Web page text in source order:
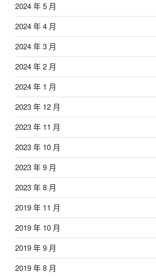
2024 年 5 月
2024 年 4 月
2024 年 3 月
2024 年 2 月
2024 年 1 月
2023 年 12 月
2023 年 11 月
2023 年 10 月
2023 年 9 月
2023 年 8 月
2019 年 11 月
2019 年 10 月
2019 年 9 月
2019 年 8 月